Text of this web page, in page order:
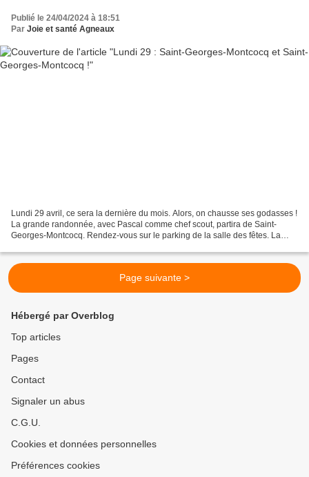
Publié le 24/04/2024 à 18:51
Par Joie et santé Agneaux
Lundi 29 avril, ce sera la dernière du mois. Alors, on chausse ses godasses !
La grande randonnée, avec Pascal comme chef scout, partira de Saint-
Georges-Montcocq. Rendez-vous sur le parking de la salle des fêtes. La
Page suivante >
Hébergé par Overblog
Top articles
Pages
Contact
Signaler un abus
C.G.U.
Cookies et données personnelles
Préférences cookies